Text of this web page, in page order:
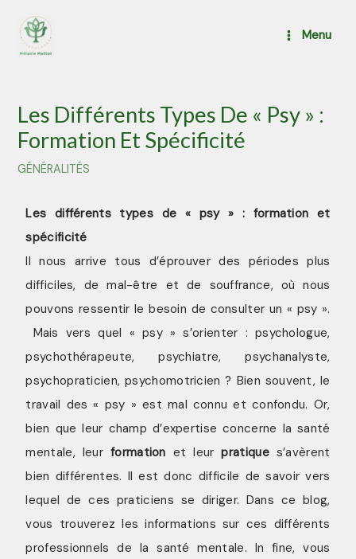
Menu
Les Différents Types De « Psy » :
Formation Et Spécificité
GÉNÉRALITÉS
Les différents types de « psy » : formation et
spécificité
Il nous arrive tous d’éprouver des périodes plus
difficiles, de mal-être et de souffrance, où nous
pouvons ressentir le besoin de consulter un « psy ».
Mais vers quel « psy » s’orienter : psychologue,
psychothérapeute, psychiatre, psychanalyste,
psychopraticien, psychomotricien ? Bien souvent, le
travail des « psy » est mal connu et confondu. Or,
bien que leur champ d’expertise concerne la santé
mentale, leur formation et leur pratiques’avèrent
bien différentes. Il est donc difficile de savoir vers
lequel de ces praticiens se diriger. Dans ce blog,
vous trouverez les informations sur ces différents
professionnels de la santé mentale. In fine, vous